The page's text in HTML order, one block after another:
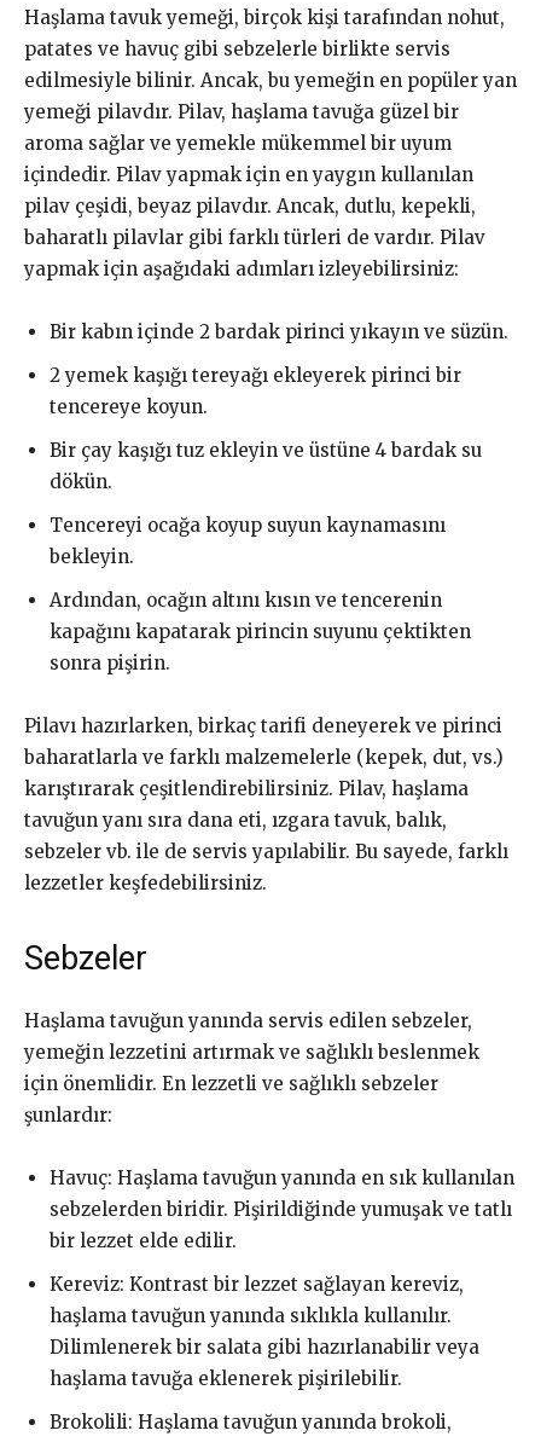
Haşlama tavuk yemeği, birçok kişi tarafından nohut,
patates ve havuç gibi sebzelerle birlikte servis
edilmesiyle bilinir. Ancak, bu yemeğin en popüler yan
yemeği pilavdır. Pilav, haşlama tavuğa güzel bir
aroma sağlar ve yemekle mükemmel bir uyum
içindedir. Pilav yapmak için en yaygın kullanılan
pilav çeşidi, beyaz pilavdır. Ancak, dutlu, kepekli,
baharatlı pilavlar gibi farklı türleri de vardır. Pilav
yapmak için aşağıdaki adımları izleyebilirsiniz:
Bir kabın içinde 2 bardak pirinci yıkayın ve süzün.
2 yemek kaşığı tereyağı ekleyerek pirinci bir
tencereye koyun.
Bir çay kaşığı tuz ekleyin ve üstüne 4 bardak su
dökün.
Tencereyi ocağa koyup suyun kaynamasını
bekleyin.
Ardından, ocağın altını kısın ve tencerenin
kapağını kapatarak pirincin suyunu çektikten
sonra pişirin.
Pilavı hazırlarken, birkaç tarifi deneyerek ve pirinci
baharatlarla ve farklı malzemelerle (kepek, dut, vs.)
karıştırarak çeşitlendirebilirsiniz. Pilav, haşlama
tavuğun yanı sıra dana eti, ızgara tavuk, balık,
sebzeler vb. ile de servis yapılabilir. Bu sayede, farklı
lezzetler keşfedebilirsiniz.
Sebzeler
Haşlama tavuğun yanında servis edilen sebzeler,
yemeğin lezzetini artırmak ve sağlıklı beslenmek
için önemlidir. En lezzetli ve sağlıklı sebzeler
şunlardır:
Havuç: Haşlama tavuğun yanında en sık kullanılan
sebzelerden biridir. Pişirildiğinde yumuşak ve tatlı
bir lezzet elde edilir.
Kereviz: Kontrast bir lezzet sağlayan kereviz,
haşlama tavuğun yanında sıklıkla kullanılır.
Dilimlenerek bir salata gibi hazırlanabilir veya
haşlama tavuğa eklenerek pişirilebilir.
Brokolili: Haşlama tavuğun yanında brokoli,